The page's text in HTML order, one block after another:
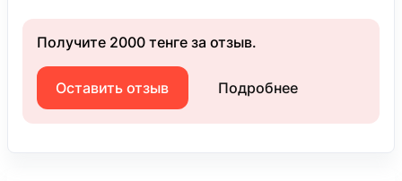
Получите 2000 тенге за отзыв.
Оставить отзыв Подробнее